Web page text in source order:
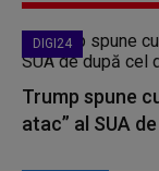
DIGI24
Trump spune
atac” al SUA